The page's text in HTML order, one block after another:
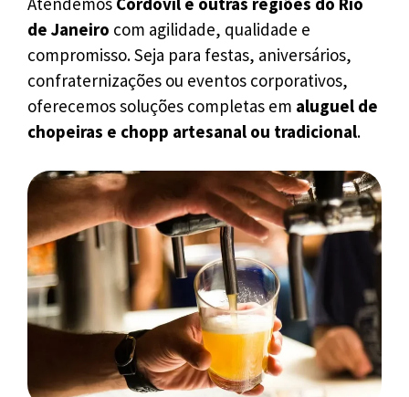
de Janeiro com agilidade, qualidade e
compromisso. Seja para festas, aniversários,
confraternizações ou eventos corporativos,
oferecemos soluções completas em aluguel de
chopeiras e chopp artesanal ou tradicional.